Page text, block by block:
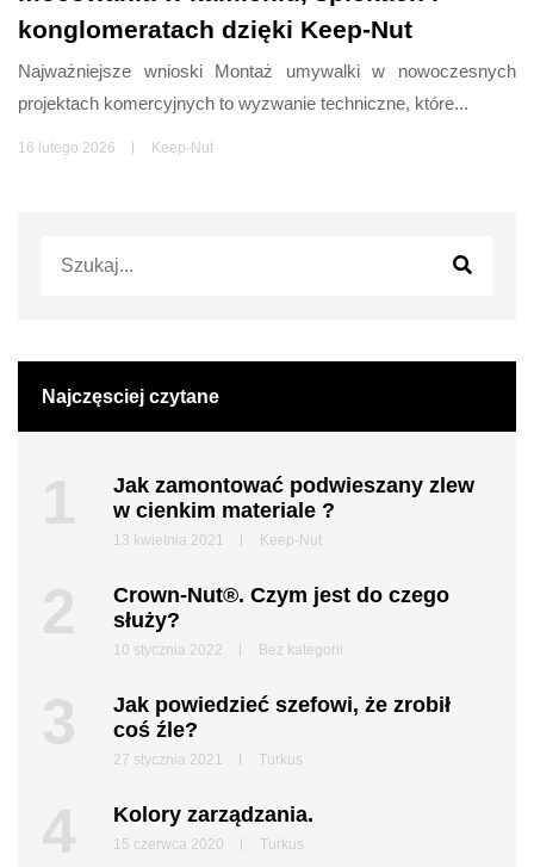
konglomeratach dzięki Keep-Nut
Najważniejsze wnioski Montaż umywalki w nowoczesnych
projektach komercyjnych to wyzwanie techniczne, które...
16 lutego 2026 Keep-Nut
Najczęsciej czytane
1
Jak zamontować podwieszany zlew
w cienkim materiale ?
13 kwietnia 2021 Keep-Nut
2
Crown-Nut®. Czym jest do czego
służy?
10 stycznia 2022 Bez kategorii
3
Jak powiedzieć szefowi, że zrobił
coś źle?
27 stycznia 2021 Turkus
4 Kolory zarządzania.
15 czerwca 2020 Turkus